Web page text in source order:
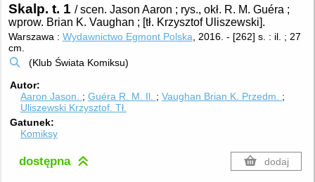
Skalp. t. 1 / scen. Jason Aaron ; rys., okł. R. M. Guéra ;
wprow. Brian K. Vaughan ; [tł. Krzysztof Uliszewski].
Warszawa : Wydawnictwo Egmont Polska , 2016. - [262] s. : il. ; 27
cm.
(Klub Świata Komiksu)
Autor
Aaron Jason.
Guéra R. M. Il. Vaughan Brian K. Przedm.
Uliszewski Krzysztof. Tł.
Gatunek
Komiksy
dostępna dodaj